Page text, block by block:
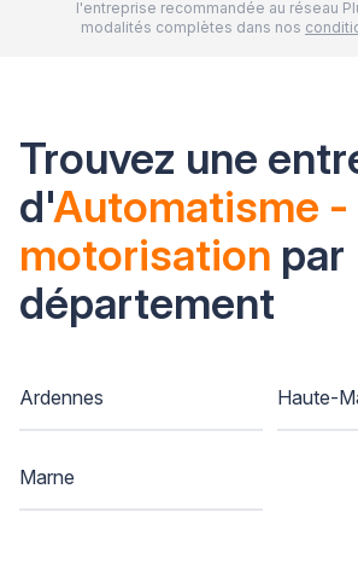
l'entreprise recommandée au réseau
modalités complètes dans nos
Trouvez une
d'Automatisme -
motorisation par
département
Ardennes Haute-
Marne